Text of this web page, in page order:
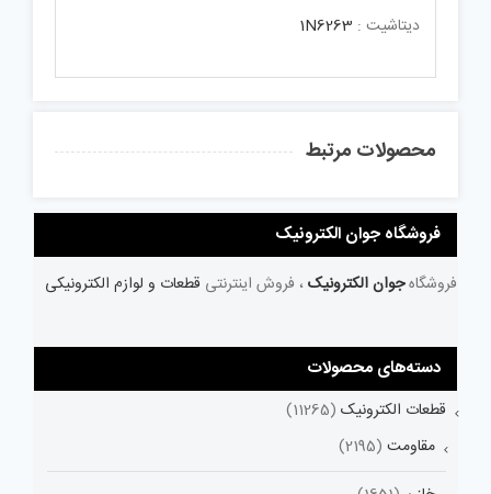
دیتاشیت : 1N6263
محصولات مرتبط
فروشگاه جوان الکترونیک
فروشگاهجوان الکترونیک ، فروش اینترنتی قطعات و لوازم الکترونیکی
دسته‌های محصولات
قطعات الکترونیک (11265)
مقاومت (2195)